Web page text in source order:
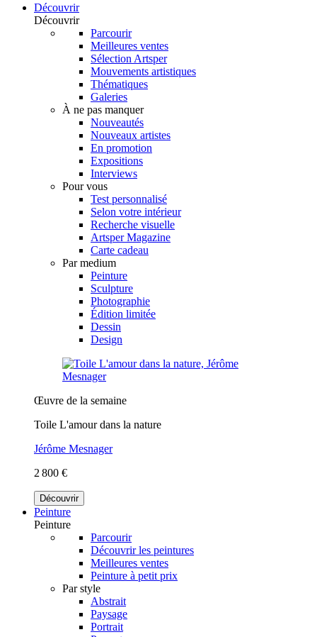
Découvrir
Découvrir
Parcourir
Meilleures ventes
Sélection Artsper
Mouvements artistiques
Thématiques
Galeries
À ne pas manquer
Nouveautés
Nouveaux artistes
En promotion
Expositions
Interviews
Pour vous
Test personnalisé
Selon votre intérieur
Recherche visuelle
Artsper Magazine
Carte cadeau
Par medium
Peinture
Sculpture
Photographie
Édition limitée
Dessin
Design
Œuvre de la semaine
Toile L'amour dans la nature
Jérôme Mesnager
2 800 €
Découvrir
Peinture
Peinture
Parcourir
Découvrir les peintures
Meilleures ventes
Peinture à petit prix
Par style
Abstrait
Paysage
Portrait